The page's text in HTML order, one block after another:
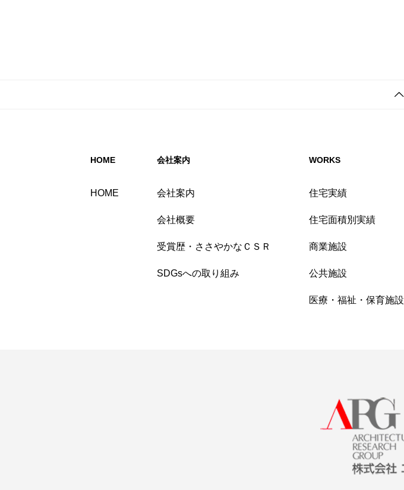
HOME
HOME
会社案内
会社案内
会社概要
受賞歴・ささやかなＣＳＲ
SDGsへの取り組み
WORKS
住宅実績
住宅面積別実績
商業施設
公共施設
医療・福祉・保育施設